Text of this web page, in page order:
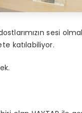
sesi
katılabiliyor.